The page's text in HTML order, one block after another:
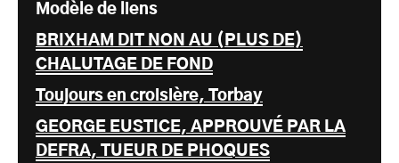
Modèle de liens
BRIXHAM DIT NON AU (PLUS DE)
CHALUTAGE DE FOND
Toujours en croisière, Torbay
GEORGE EUSTICE, APPROUVÉ PAR LA
DEFRA, TUEUR DE PHOQUES